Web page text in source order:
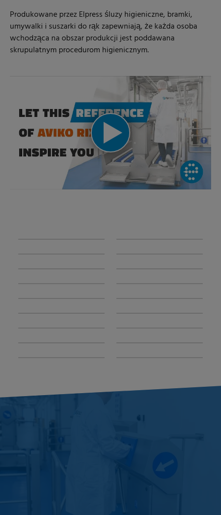
Produkowane przez Elpress śluzy higieniczne, bramki,
umywalki i suszarki do rąk zapewniają, że każda osoba
wchodząca na obszar produkcji jest poddawana
skrupulatnym procedurom higienicznym.